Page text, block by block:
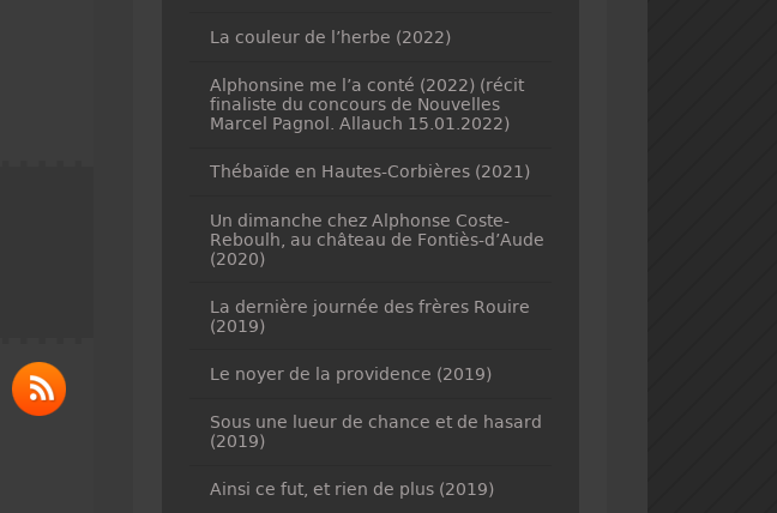
La couleur de l’herbe (2022)
Alphonsine me l’a conté (2022) (récit
finaliste du concours de Nouvelles
Marcel Pagnol. Allauch 15.01.2022)
Thébaïde en Hautes-Corbières (2021)
Un dimanche chez Alphonse Coste-
Reboulh, au château de Fontiès-d’Aude
(2020)
La dernière journée des frères Rouire
(2019)
Le noyer de la providence (2019)
Sous une lueur de chance et de hasard
(2019)
Ainsi ce fut, et rien de plus (2019)